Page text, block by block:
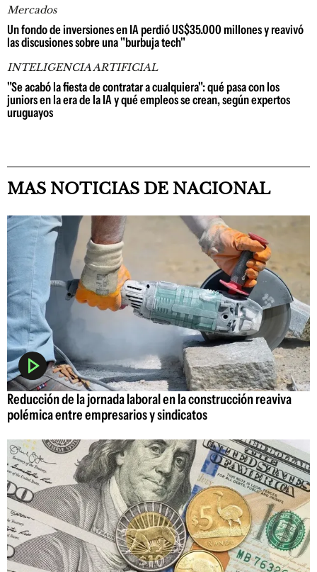
Mercados
Un fondo de inversiones en IA perdió US$35.000 millones y reavivó
las discusiones sobre una "burbuja tech"
INTELIGENCIA ARTIFICIAL
"Se acabó la fiesta de contratar a cualquiera": qué pasa con los
juniors en la era de la IA y qué empleos se crean, según expertos
uruguayos
MAS NOTICIAS DE NACIONAL
Reducción de la jornada laboral en la construcción reaviva
polémica entre empresarios y sindicatos